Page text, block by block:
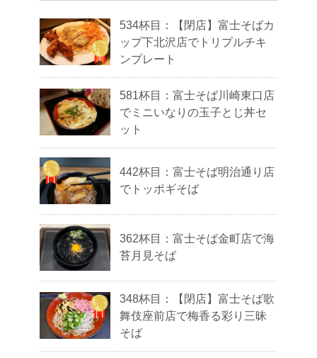
534杯目：【閉店】富士そばカ
ップ下北沢店でトリプルチキ
ンプレート
581杯目：富士そば川崎東口店
でミニいなりの玉子とじ丼セ
ット
442杯目：富士そば明治通り店
でトッポギそば
362杯目：富士そば金町店で海
苔月見そば
348杯目：【閉店】富士そば歌
舞伎座前店で梅香る彩り三昧
そば